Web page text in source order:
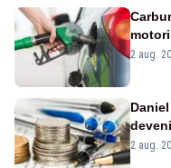
2 aug.
2 aug.